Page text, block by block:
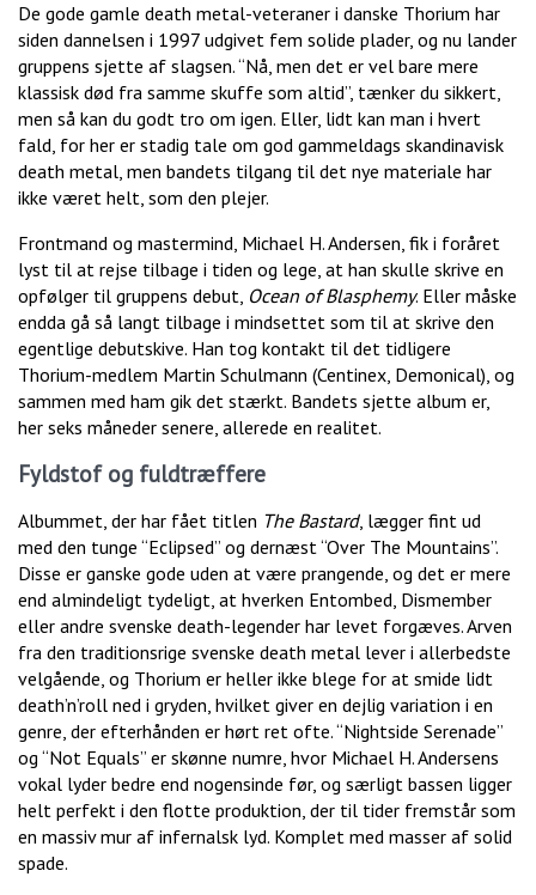
De gode gamle death metal-veteraner i danske Thorium har
siden dannelsen i 1997 udgivet fem solide plader, og nu lander
gruppens sjette af slagsen. “Nå, men det er vel bare mere
klassisk død fra samme skuffe som altid”, tænker du sikkert,
men så kan du godt tro om igen. Eller, lidt kan man i hvert
fald, for her er stadig tale om god gammeldags skandinavisk
death metal, men bandets tilgang til det nye materiale har
ikke været helt, som den plejer.
Frontmand og mastermind, Michael H. Andersen, fik i foråret
lyst til at rejse tilbage i tiden og lege, at han skulle skrive en
opfølger til gruppens debut, Ocean of Blasphemy. Eller måske
endda gå så langt tilbage i mindsettet som til at skrive den
egentlige debutskive. Han tog kontakt til det tidligere
Thorium-medlem Martin Schulmann (Centinex, Demonical), og
sammen med ham gik det stærkt. Bandets sjette album er,
her seks måneder senere, allerede en realitet.
Fyldstof og fuldtræffere
Albummet, der har fået titlen The Bastard, lægger fint ud
med den tunge “Eclipsed” og dernæst “Over The Mountains”.
Disse er ganske gode uden at være prangende, og det er mere
end almindeligt tydeligt, at hverken Entombed, Dismember
eller andre svenske death-legender har levet forgæves. Arven
fra den traditionsrige svenske death metal lever i allerbedste
velgående, og Thorium er heller ikke blege for at smide lidt
death’n’roll ned i gryden, hvilket giver en dejlig variation i en
genre, der efterhånden er hørt ret ofte. “Nightside Serenade”
og “Not Equals” er skønne numre, hvor Michael H. Andersens
vokal lyder bedre end nogensinde før, og særligt bassen ligger
helt perfekt i den flotte produktion, der til tider fremstår som
en massiv mur af infernalsk lyd. Komplet med masser af solid
spade.